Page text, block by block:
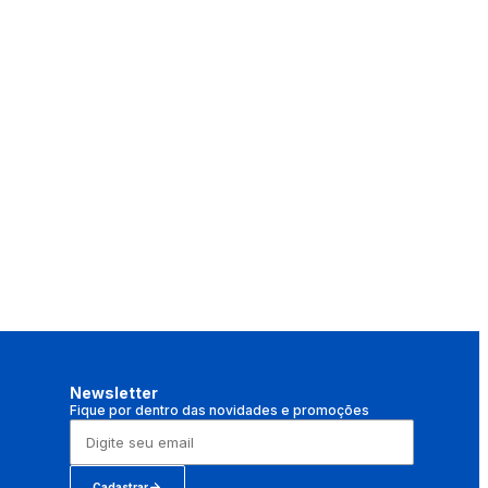
Newsletter
Fique por dentro das novidades e promoções